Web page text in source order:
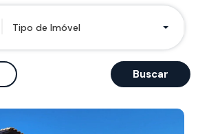
Tipo de Imóvel
Buscar